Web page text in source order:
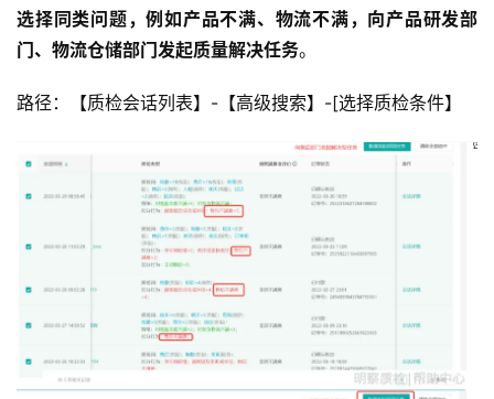
选择同类问题，例如产品不满、物流不满，向产品研发部
门、物流仓储部门发起质量解决任务。
路径：【质检会话列表】-【高级搜索】-[选择质检条件】